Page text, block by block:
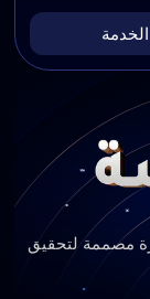
مصممة لتحقيق